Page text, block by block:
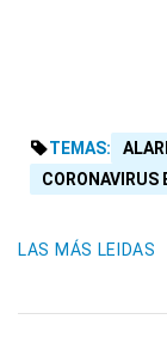
TEMAS:
CORONAVIRUS
LAS MÁS LEIDAS